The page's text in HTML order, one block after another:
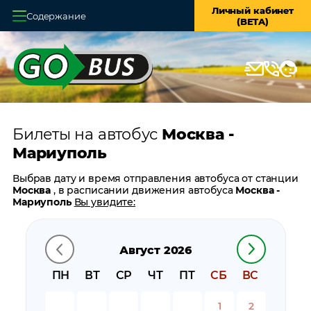
Содержание
Личный кабинет
(BETA)
Главная
О системе
Оплата и доставка
Возврат билетов
Заказ автобуса
Контакты
Билеты на автобус Москва -
Мариуполь
Август 2026
ПН
ВТ СР ЧТ ПТ СБ ВС
1 2
Выбрав дату и время отправления автобуса от станции
Москва, в расписании движения автобусаМосква -
Мариуполь Вы увидите:
время прибытия
время в пути
цену билета